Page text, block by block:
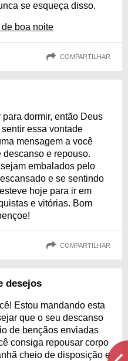
se esqueça disso.
boa noite
COMPARTILHAR
dormir, então Deus
essa vontade
mensagem a você
e repouso.
embalados pelo
e se sentindo
hoje para ir em
e vitórias. Bom
COMPARTILHAR
desejos
Estou mandando esta
que o seu descanso
de bençãos enviadas
consiga repousar corpo
cheio de disposição e